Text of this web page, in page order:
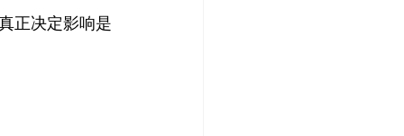
正决定影响是